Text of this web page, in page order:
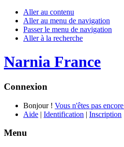
Aller au contenu
Aller au menu de navigation
Passer le menu de navigation
Aller à la recherche
Narnia France
Connexion
Bonjour ! Vous n'êtes pas
Aide | Identification | Inscription
Menu